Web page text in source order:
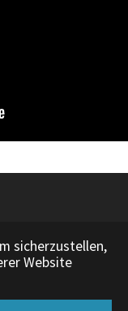
sicherzustellen,
Website